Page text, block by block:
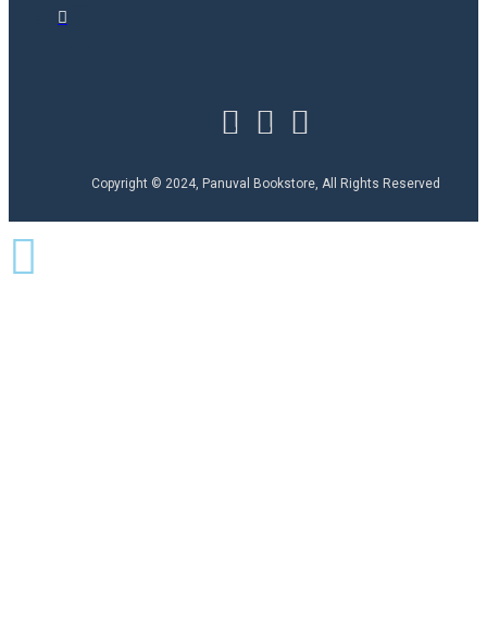
Copyright © 2024, Panuval Bookstore, All Rights Reserved